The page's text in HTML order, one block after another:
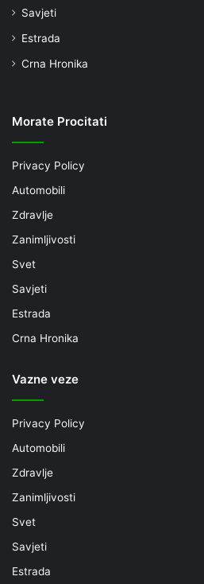
Savjeti
Estrada
Crna Hronika
Morate Procitati
Privacy Policy
Automobili
Zdravlje
Zanimljivosti
Svet
Savjeti
Estrada
Crna Hronika
Vazne veze
Privacy Policy
Automobili
Zdravlje
Zanimljivosti
Svet
Savjeti
Estrada